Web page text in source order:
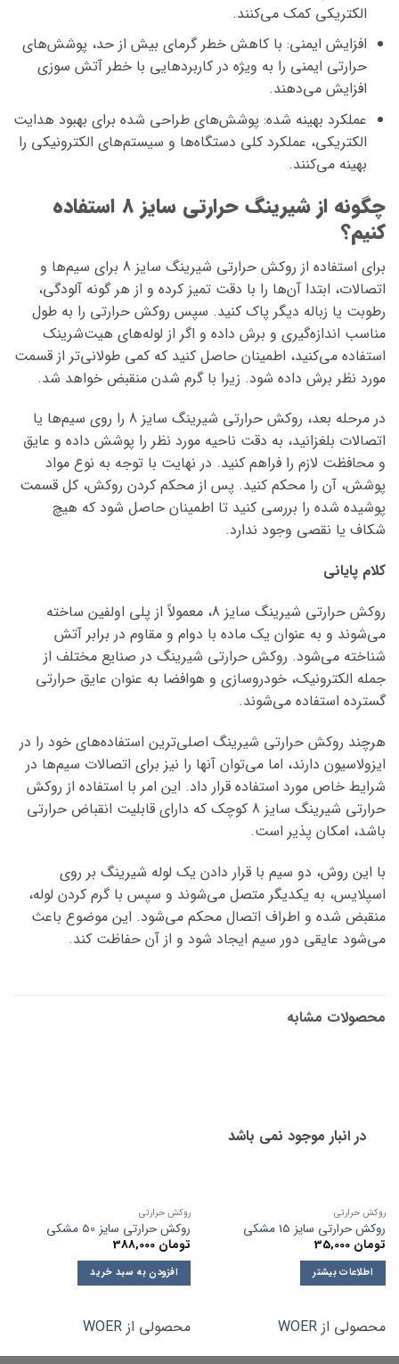
الکتریکی کمک می‌کنند.
افزایش ایمنی: با کاهش خطر گرمای بیش از حد، پوشش‌های
حرارتی ایمنی را به ویژه در کاربردهایی با خطر آتش سوزی
افزایش می‌دهند.
عملکرد بهینه شده: پوشش‌های طراحی شده برای بهبود هدایت
الکتریکی، عملکرد کلی دستگاه‌ها و سیستم‌های الکترونیکی را
بهینه می‌کنند.
چگونه از شیرینگ حرارتی سایز 8 استفاده
کنیم؟
برای استفاده از روکش حرارتی شیرینگ سایز 8 برای سیم‌ها و
اتصالات، ابتدا آن‌ها را با دقت تمیز کرده و از هر گونه آلودگی،
رطوبت یا زباله دیگر پاک کنید. سپس روکش حرارتی را به طول
مناسب اندازه‌گیری و برش داده و اگر از لوله‌های هیت‌شرینک
استفاده می‌کنید، اطمینان حاصل کنید که کمی طولانی‌تر از قسمت
مورد نظر برش داده شود. زیرا با گرم شدن منقبض خواهد شد.
در مرحله بعد، روکش حرارتی شیرینگ سایز 8 را روی سیم‌ها یا
اتصالات بلغزانید، به دقت ناحیه مورد نظر را پوشش داده و عایق
و محافظت لازم را فراهم کنید. در نهایت با توجه به نوع مواد
پوشش، آن را محکم کنید. پس از محکم کردن روکش، کل قسمت
پوشیده شده را بررسی کنید تا اطمینان حاصل شود که هیچ
شکاف یا نقصی وجود ندارد.
کلام پایانی
روکش حرارتی شیرینگ سایز 8، معمولاً از پلی اولفین ساخته
می‌شوند و به عنوان یک ماده با دوام و مقاوم در برابر آتش
شناخته می‌شود. روکش حرارتی شیرینگ در صنایع مختلف از
جمله الکترونیک، خودروسازی و هوافضا به عنوان عایق حرارتی
گسترده استفاده می‌شوند.
هرچند روکش حرارتی شیرینگ اصلی‌ترین استفاده‌های خود را در
ایزولاسیون دارند، اما می‌توان آنها را نیز برای اتصالات سیم‌ها در
شرایط خاص مورد استفاده قرار داد. این امر با استفاده از روکش
حرارتی شیرینگ سایز 8 کوچک که دارای قابلیت انقباض حرارتی
باشد، امکان پذیر است.
با این روش، دو سیم با قرار دادن یک لوله شیرینگ بر روی
اسپلایس، به یکدیگر متصل می‌شوند و سپس با گرم کردن لوله،
منقبض شده و اطراف اتصال محکم می‌شود. این موضوع باعث
می‌شود عایقی دور سیم ایجاد شود و از آن حفاظت کند.
محصولات مشابه
در انبار موجود نمی باشد
روکش حرارتی
روکش حرارتی سایز 15 مشکی
تومان
اطلاعات بیشتر
محصولی از WOER
روکش حرارتی
روکش حرارتی سایز 50 مشکی
تومان
افزودن به سبد خرید
محصولی از WOER